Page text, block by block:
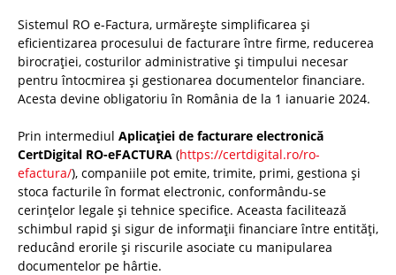
Sistemul RO e-Factura, urmărește simplificarea și
eficientizarea procesului de facturare între firme, reducerea
birocrației, costurilor administrative și timpului necesar
pentru întocmirea și gestionarea documentelor financiare.
Acesta devine obligatoriu în România de la 1 ianuarie 2024.
Prin intermediul Aplicației de facturare electronică
CertDigital RO-eFACTURA (https://certdigital.ro/ro-
efactura/), companiile pot emite, trimite, primi, gestiona și
stoca facturile în format electronic, conformându-se
cerințelor legale și tehnice specifice. Aceasta facilitează
schimbul rapid și sigur de informații financiare între entități,
reducând erorile și riscurile asociate cu manipularea
documentelor pe hârtie.